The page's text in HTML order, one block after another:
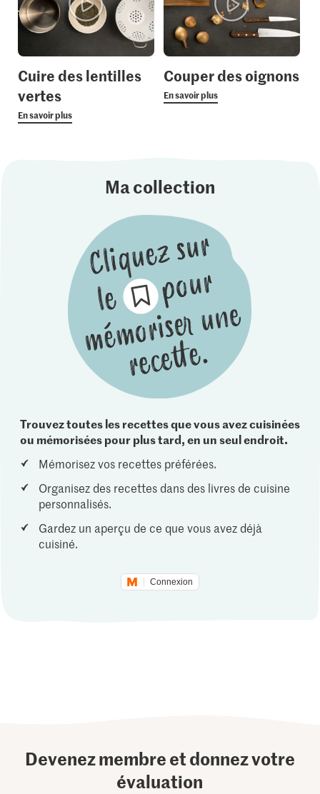
Cuire des lentilles
vertes
En savoir plus
Couper des oignons
En savoir plus
Ma collection
Trouvez toutes les recettes que vous avez cuisinées
ou mémorisées pour plus tard, en un seul endroit.
Mémorisez vos recettes préférées.
Organisez des recettes dans des livres de cuisine
personnalisés.
Gardez un aperçu de ce que vous avez déjà
cuisiné.
Connexion
Devenez membre et donnez votre
évaluation